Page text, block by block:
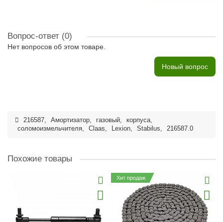
Вопрос-ответ (0)
Нет вопросов об этом товаре.
Новый вопрос
216587, Амортизатор, газовый, корпуса,
соломоизмельчителя, Claas, Lexion, Stabilus, 216587.0
Похожие товары
Хит продаж